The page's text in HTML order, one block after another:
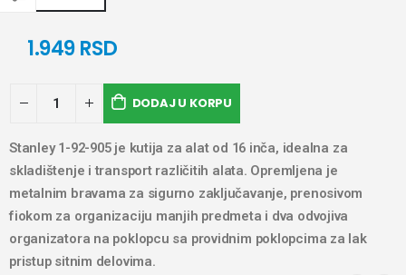
1.949RSD
DODAJ U KORPU
Stanley 1-92-905 je kutija za alat od 16 inča, idealna za
skladištenje i transport različitih alata. Opremljena je
metalnim bravama za sigurno zaključavanje, prenosivom
fiokom za organizaciju manjih predmeta i dva odvojiva
organizatora na poklopcu sa providnim poklopcima za lak
pristup sitnim delovima.